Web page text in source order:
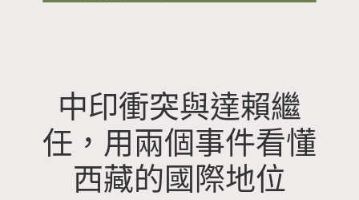
中印衝突與達賴繼
任，用兩個事件看懂
西藏的國際地位